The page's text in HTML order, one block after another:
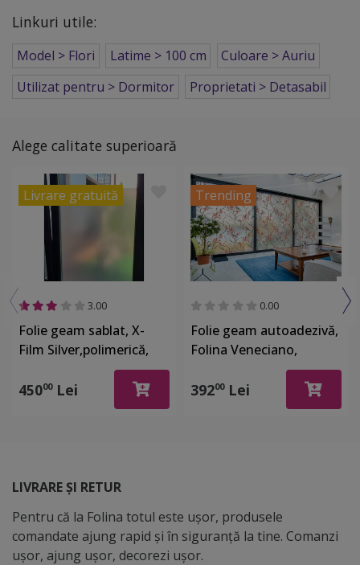
Linkuri utile:
Model > Flori Latime > 100 cm
Culoare > Auriu
Utilizat pentru > Dormitor
Proprietati > Detasabil
Alege calitate superioară
Livrare gratuită
3.00
Folie geam sablat, X-
Film Silver,polimerică,
autoadezivă, textură
satinată, rolă de
45000Lei
Trending
0.00
Folie geam autoadezivă,
Folina Veneciano,
sablare lăptoasă cu
imprimeu crengi înflorite
și păsări, rolă de 152x200
39200Lei
LIVRARE ȘI RETUR
Pentru că la Folina totul este ușor, produsele
comandate ajung rapid și în siguranță la tine. Comanzi
ușor, ajung ușor, decorezi ușor.